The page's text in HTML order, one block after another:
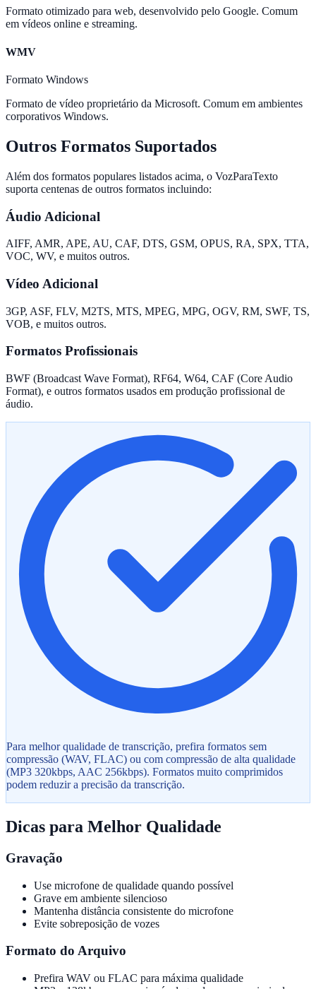
Formato otimizado para web, desenvolvido pelo Google. Comum
em vídeos online e streaming.
WMV
Formato Windows
Formato de vídeo proprietário da Microsoft. Comum em ambientes
corporativos Windows.
Outros Formatos Suportados
Além dos formatos populares listados acima, o VozParaTexto
suporta centenas de outros formatos incluindo:
Áudio Adicional
AIFF, AMR, APE, AU, CAF, DTS, GSM, OPUS, RA, SPX, TTA,
VOC, WV, e muitos outros.
Vídeo Adicional
3GP, ASF, FLV, M2TS, MTS, MPEG, MPG, OGV, RM, SWF, TS,
VOB, e muitos outros.
Formatos Profissionais
BWF (Broadcast Wave Format), RF64, W64, CAF (Core Audio
Format), e outros formatos usados em produção profissional de
áudio.
Para melhor qualidade de transcrição, prefira formatos sem
compressão (WAV, FLAC) ou com compressão de alta qualidade
(MP3 320kbps, AAC 256kbps). Formatos muito comprimidos
podem reduzir a precisão da transcrição.
Dicas para Melhor Qualidade
Gravação
Use microfone de qualidade quando possível
Grave em ambiente silencioso
Mantenha distância consistente do microfone
Evite sobreposição de vozes
Formato do Arquivo
Prefira WAV ou FLAC para máxima qualidade